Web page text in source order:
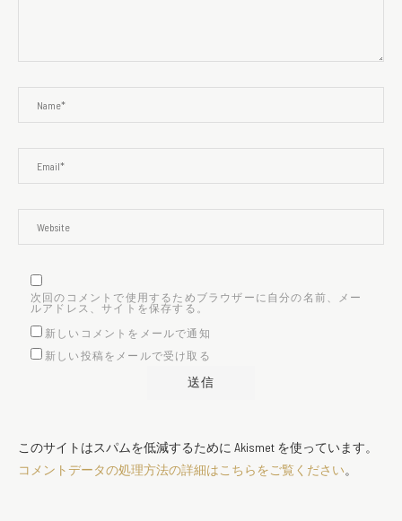
次回のコメントで使用するためブラウザーに自分の名前、メー
ルアドレス、サイトを保存する。
新しいコメントをメールで通知
新しい投稿をメールで受け取る
このサイトはスパムを低減するために Akismet を使っています。
コメントデータの処理方法の詳細はこちらをご覧ください。